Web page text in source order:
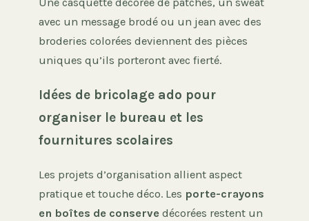
avec un message brodé ou un jean avec des
broderies colorées deviennent des pièces
uniques qu’ils porteront avec fierté.
Idées de bricolage ado pour
organiser le bureau et les
fournitures scolaires
Les projets d’organisation allient aspect
pratique et touche déco. Les porte-crayons
en boîtes de conserve décorées restent un